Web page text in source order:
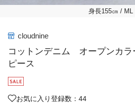
身長155㎝ / ML
cloudnine
コットンデニム オープンカラ
ピース
お気に入り登録数：44